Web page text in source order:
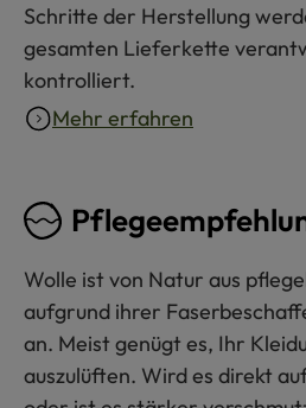
Schritte der Herstellung
gesamten Lieferkette
kontrolliert.
Mehr erfahren
Wolle ist von Natur aus
aufgrund ihrer
an. Meist genügt es, Ihr
auszulüften. Wird es direkt